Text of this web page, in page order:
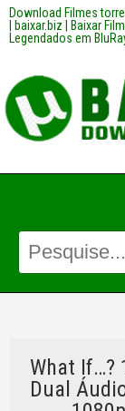
Download Filmes
| baixar.biz | Baixar
Legendados em
What If…?
Dual